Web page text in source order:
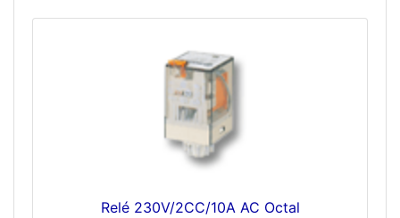
Relé 230V/2CC/10A AC Octal